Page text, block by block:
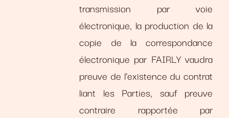
transmission par voie
électronique, la production de la
copie de la correspondance
électronique par FAIRLY vaudra
preuve de l’existence du contrat
liant les Parties, sauf preuve
contraire rapportée par